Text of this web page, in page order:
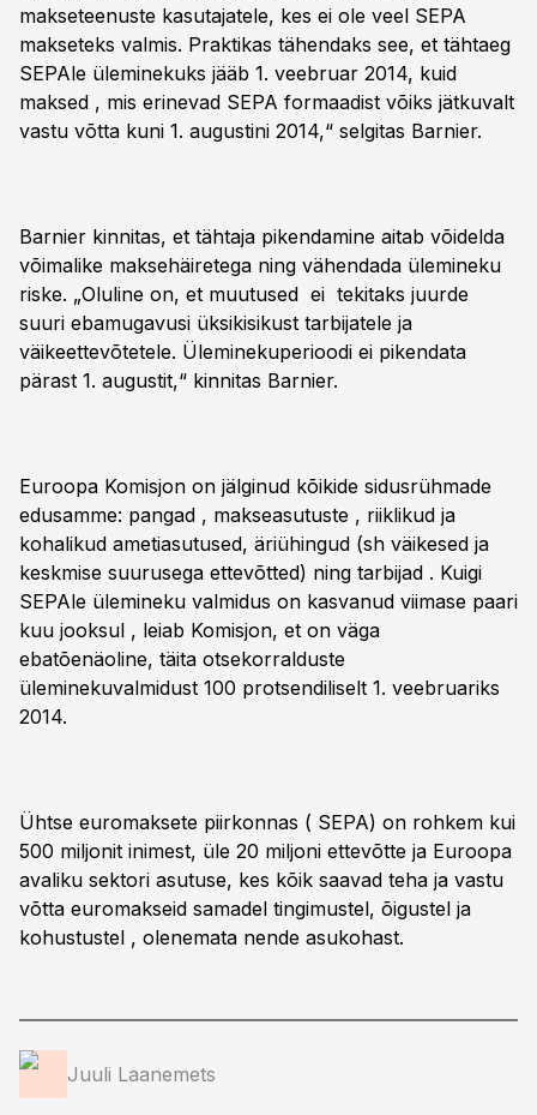
makseteenuste kasutajatele, kes ei ole veel SEPA
makseteks valmis. Praktikas tähendaks see, et tähtaeg
SEPAle üleminekuks jääb 1. veebruar 2014, kuid
maksed , mis erinevad SEPA formaadist võiks jätkuvalt
vastu võtta kuni 1. augustini 2014,“ selgitas Barnier.
Barnier kinnitas, et tähtaja pikendamine aitab võidelda
võimalike maksehäiretega ning vähendada ülemineku
riske. „Oluline on, et muutused ei tekitaks juurde
suuri ebamugavusi üksikisikust tarbijatele ja
väikeettevõtetele. Üleminekuperioodi ei pikendata
pärast 1. augustit,“ kinnitas Barnier.
Euroopa Komisjon on jälginud kõikide sidusrühmade
edusamme: pangad , makseasutuste , riiklikud ja
kohalikud ametiasutused, äriühingud (sh väikesed ja
keskmise suurusega ettevõtted) ning tarbijad . Kuigi
SEPAle ülemineku valmidus on kasvanud viimase paari
kuu jooksul , leiab Komisjon, et on väga
ebatõenäoline, täita otsekorralduste
üleminekuvalmidust 100 protsendiliselt 1. veebruariks
2014.
Ühtse euromaksete piirkonnas ( SEPA) on rohkem kui
500 miljonit inimest, üle 20 miljoni ettevõtte ja Euroopa
avaliku sektori asutuse, kes kõik saavad teha ja vastu
võtta euromakseid samadel tingimustel, õigustel ja
kohustustel , olenemata nende asukohast.
Juuli Laanemets